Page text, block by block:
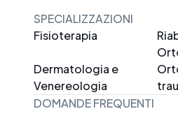
SPECIALIZZAZIONI
Fisioterapia
Dermatologia e
Venereologia
DOMANDE FREQUENTI